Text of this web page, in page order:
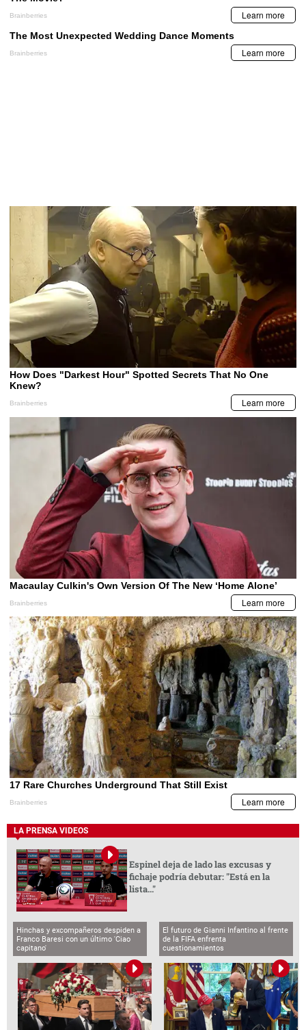
LA PRENSA VIDEOS
Espinel deja de lado las excusas y
fichaje podría debutar: "Está en la
lista..."
Hinchas y excompañeros despiden a
Franco Baresi con un último 'Ciao
capitano'
El futuro de Gianni Infantino al frente
de la FIFA enfrenta
cuestionamientos